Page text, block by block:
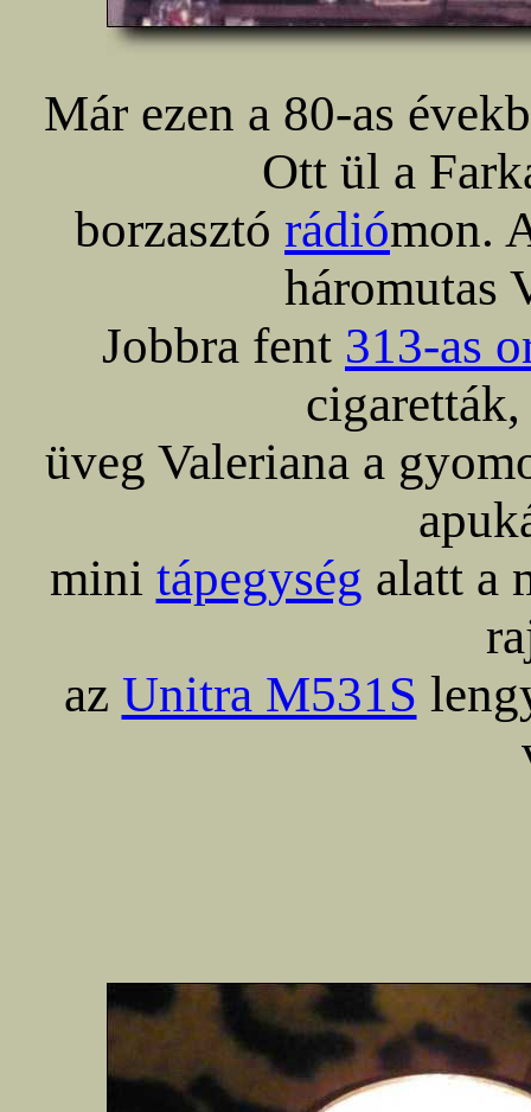
Már ezen a 80-as
Ott ül a
borzasztó rádiómon.
háromutas
Jobbra fent 313-as
üveg Valeriana a
mini tápegység alatt a
az Unitra M531S